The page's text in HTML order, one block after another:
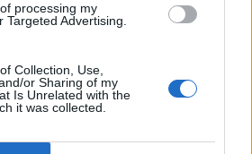
processing my
Targeted Advertising.
Collection, Use,
or Sharing of my
Is Unrelated with the
it was collected.
2026-
Mikor lesznek hosszú
hétvégék 2026-ben?